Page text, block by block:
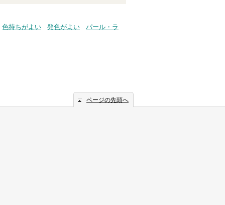
色持ちがよい 発色がよい
パール・ラ
ページの先頭へ